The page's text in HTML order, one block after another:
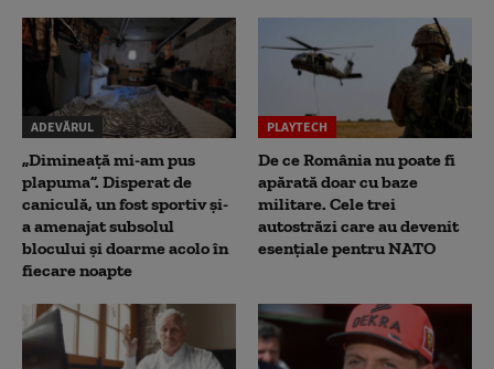
ADEVĂRUL
„Dimineață mi-am pus
plapuma”. Disperat de
caniculă, un fost sportiv și-
a amenajat subsolul
blocului și doarme acolo în
fiecare noapte
PLAYTECH
De ce România nu poate fi
apărată doar cu baze
militare. Cele trei
autostrăzi care au devenit
esențiale pentru NATO